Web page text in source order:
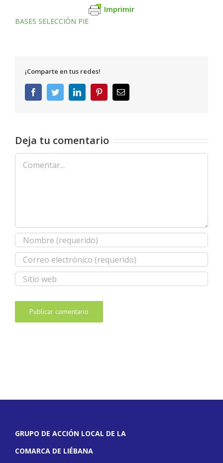
Imprimir
BASES SELECCIÓN PIE
¡Comparte en tus redes!
FacebookTwitterLinkedInPinterestCorreo
electrónico
Deja tu comentario
Comentar
GRUPO DE ACCIÓN LOCAL DE LA
COMARCA DE LIÉBANA